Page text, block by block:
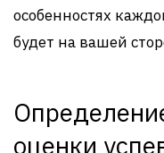
особенностях
будет на вашей
оценки